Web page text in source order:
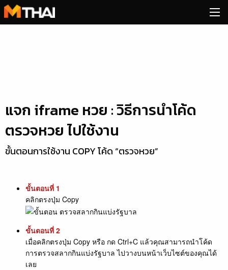
Skip
to
แจก iframe หวย : วิธีการนำโค้ด
ตรวจหวย ไปใช้งาน
ขั้นตอนการใช้งาน COPY โค้ด “ตรวจหวย”
ขั้นตอนที่ 1
คลิกตรงปุ่ม Copy
ขั้นตอนที่ 2
เมื่อคลิกตรงปุ่ม Copy หรือ กด Ctrl+C แล้วคุณสามารถนำโค้ด
การตรวจสลากกินแบ่งรัฐบาล ไปวางบนหน้าเว็บไซต์ของคุณได้
เลย